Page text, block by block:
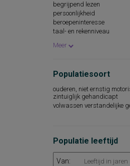
begrijpend lezen
persoonlijkheid
beroepeninteresse
taal- en rekenniveau
spellingsvaardigheid
woordenschat
sociaal-emotioneel
technische
psychopathologie
rekenvaardigheid
technisch lezen
Meer
Populatiesoort
ouderen, niet ernstig
zintuiglijk gehandicapt
volwassen verstandelijke
Populatie leeftijd
Van: